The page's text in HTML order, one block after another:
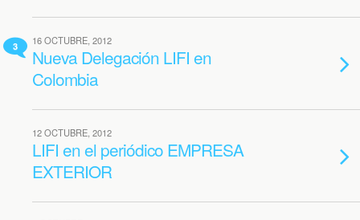
3 16 OCTUBRE, 2012
Nueva Delegación LIFI en
Colombia
12 OCTUBRE, 2012
LIFI en el periódico EMPRESA
EXTERIOR